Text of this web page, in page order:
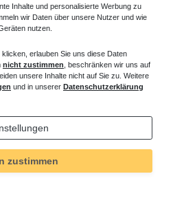
Inhalte und personalisierte Werbung zu
wir Daten über unsere Nutzer und wie
nutzen.
klicken, erlauben Sie uns diese Daten
nicht zustimmen , beschränken wir uns auf
unsere Inhalte nicht auf Sie zu. Weitere
und in unserer Datenschutzerklärung
zustimmen